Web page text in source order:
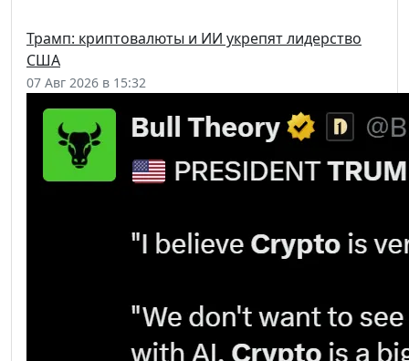
Трамп: криптовалюты и ИИ укрепят лидерство
США
07 Авг 2026 в 15:32